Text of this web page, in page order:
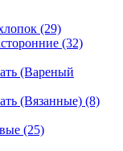
(29)
(32)
(Вареный
(Вязанные) (8)
(25)